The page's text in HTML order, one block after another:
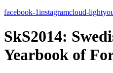
facebook-1instagramcloud-light
SkS2014:
Yearbook of